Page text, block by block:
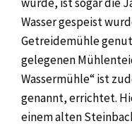
Wasser gespeist
Getreidemühle
gelegenen
Wassermühle“ ist
genannt, errichtet.
einem alten